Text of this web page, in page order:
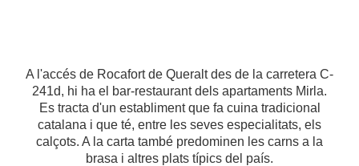
A l'accés de Rocafort de Queralt des de la carretera C-
241d, hi ha el bar-restaurant dels apartaments Mirla.
Es tracta d'un establiment que fa cuina tradicional
catalana i que té, entre les seves especialitats, els
calçots. A la carta també predominen les carns a la
brasa i altres plats típics del país.